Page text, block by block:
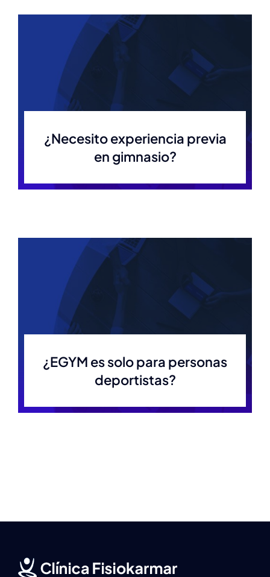
¿Necesito experiencia previa
en gimnasio?
¿EGYM es solo para personas
deportistas?